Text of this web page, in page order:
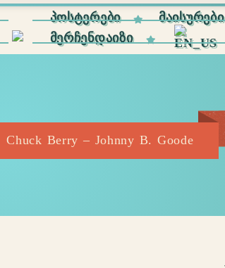
ᲞᲝᲡᲢᲔᲠᲔᲑᲘ
ᲛᲐᲘᲡᲣᲠᲔᲑᲘ
ᲛᲔᲠᲩᲔᲜᲓᲐᲘᲖᲘ
Chuck Berry – Johnny B. Goode